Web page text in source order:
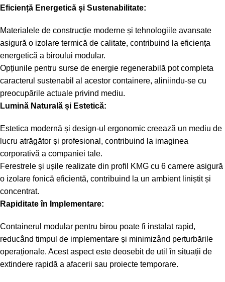
Eficiență Energetică și Sustenabilitate:
Materialele de construcție moderne și tehnologiile avansate
asigură o izolare termică de calitate, contribuind la eficiența
energetică a biroului modular.
Opțiunile pentru surse de energie regenerabilă pot completa
caracterul sustenabil al acestor containere, aliniindu-se cu
preocupările actuale privind mediu.
Lumină Naturală și Estetică:
Estetica modernă și design-ul ergonomic creează un mediu de
lucru atrăgător și profesional, contribuind la imaginea
corporativă a companiei tale.
Ferestrele și ușile realizate din profil KMG cu 6 camere asigură
o izolare fonică eficientă, contribuind la un ambient liniștit și
concentrat.
Rapiditate în Implementare:
Containerul modular pentru birou poate fi instalat rapid,
reducând timpul de implementare și minimizând perturbările
operaționale. Acest aspect este deosebit de util în situații de
extindere rapidă a afacerii sau proiecte temporare.